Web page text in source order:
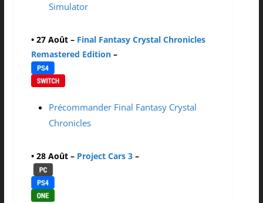
Simulator
• 27 Août – Final Fantasy Crystal Chronicles
Remastered Edition–
Précommander Final Fantasy Crystal
Chronicles
• 28 Août – Project Cars 3–